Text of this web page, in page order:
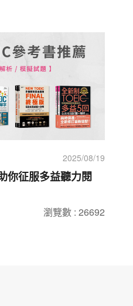
2025/08/19
你征服多益聽力閱
瀏覽數 : 26692